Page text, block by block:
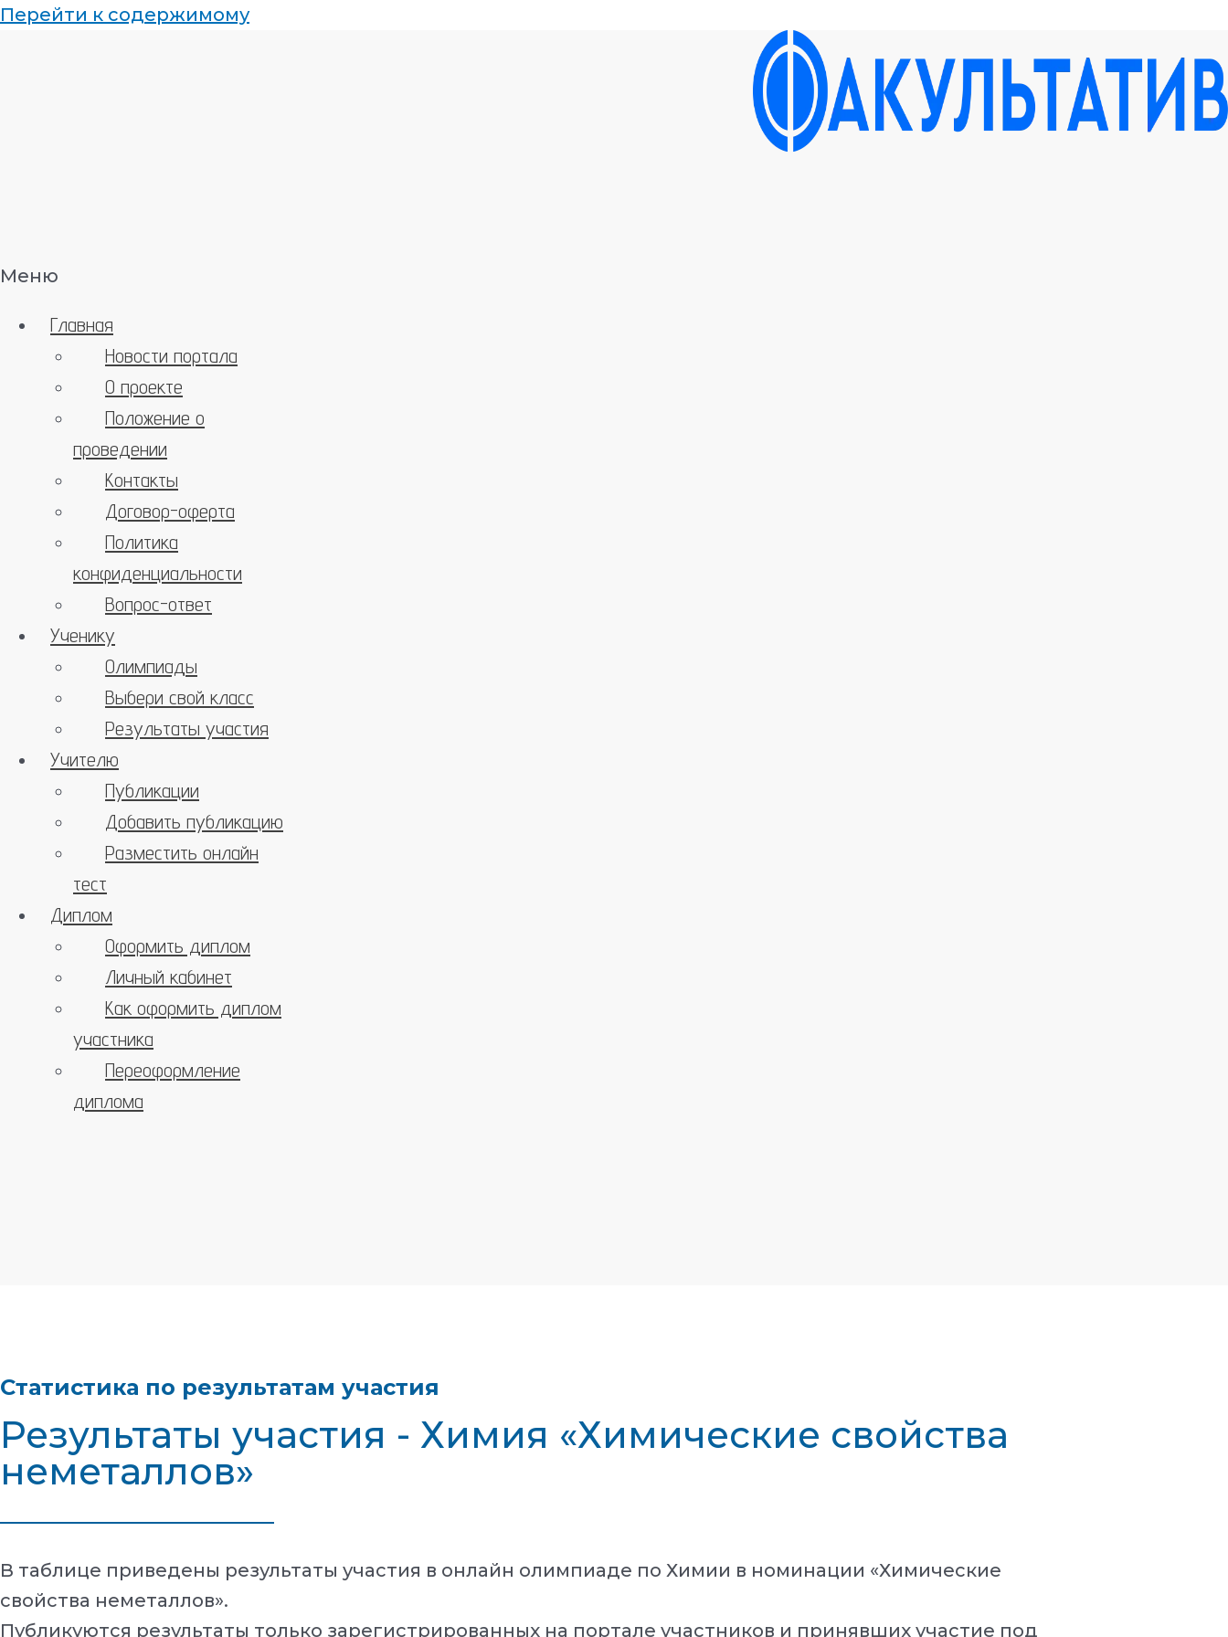
Перейти к содержимому
Меню
Главная
Новости портала
О проекте
Положение о
проведении
Контакты
Договор-оферта
Политика
конфиденциальности
Вопрос-ответ
Ученику
Олимпиады
Выбери свой класс
Результаты участия
Учителю
Публикации
Добавить публикацию
Разместить онлайн
тест
Диплом
Оформить диплом
Личный кабинет
Как оформить диплом
участника
Переоформление
диплома
Статистика по результатам участия
Результаты участия - Химия «Химические свойства
неметаллов»
В таблице приведены результаты участия в онлайн олимпиаде по Химии в номинации «Химические
свойства неметаллов».
Публикуются результаты только зарегистрированных на портале участников и принявших участие под